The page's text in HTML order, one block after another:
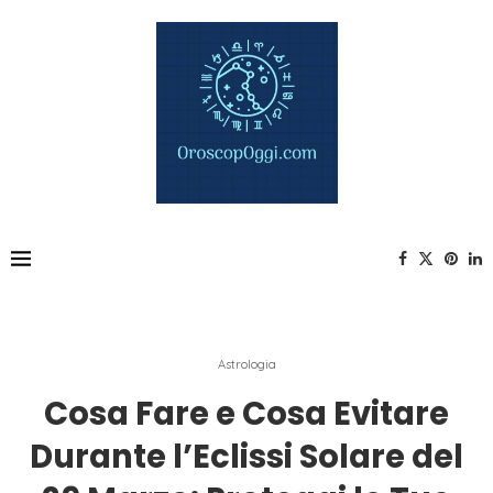
Astrologia
Cosa Fare e Cosa Evitare
Durante l’Eclissi Solare del